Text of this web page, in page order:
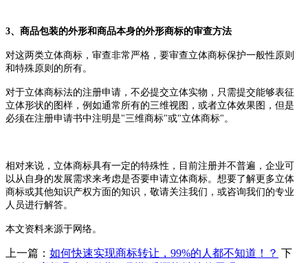
3、商品包装的外形和商品本身的外形商标的审查方法
对这两类立体商标，审查非常严格，要审查立体商标保护一般性原则
和特殊原则的所有。
对于立体商标法的注册申请，不必提交立体实物，只需提交能够表征
立体形状的图样，例如通常所有的三维视图，或者立体效果图，但是
必须在注册申请书中注明是"三维商标"或"立体商标"。
相对来说，立体商标具有一定的特殊性，目前注册并不普遍，企业可
以从自身的发展需求来考虑是否要申请立体商标。想要了解更多立体
商标或其他知识产权方面的知识，敬请关注我们，或咨询我们的专业
人员进行解答。
本文资料来源于网络。
上一篇： 如何快速实现商标转让，99%的人都不知道！？ 下